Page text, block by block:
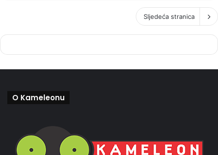
Sljedeća stranica
O Kameleonu